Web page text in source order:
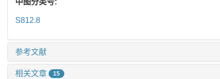
S812.8
参考文献
相关文章 15